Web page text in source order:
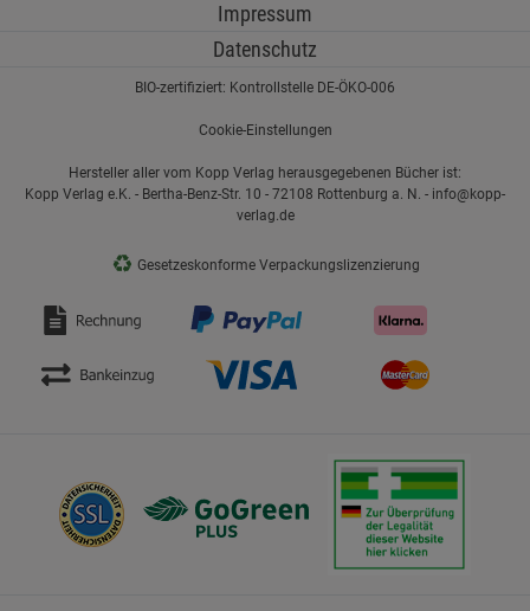
Impressum
Datenschutz
BIO-zertifiziert: Kontrollstelle DE-ÖKO-006
Cookie-Einstellungen
Hersteller aller vom Kopp Verlag herausgegebenen Bücher ist:
Kopp Verlag e.K. - Bertha-Benz-Str. 10 - 72108 Rottenburg a. N. - info@kopp-
verlag.de
♻ Gesetzeskonforme Verpackungslizenzierung